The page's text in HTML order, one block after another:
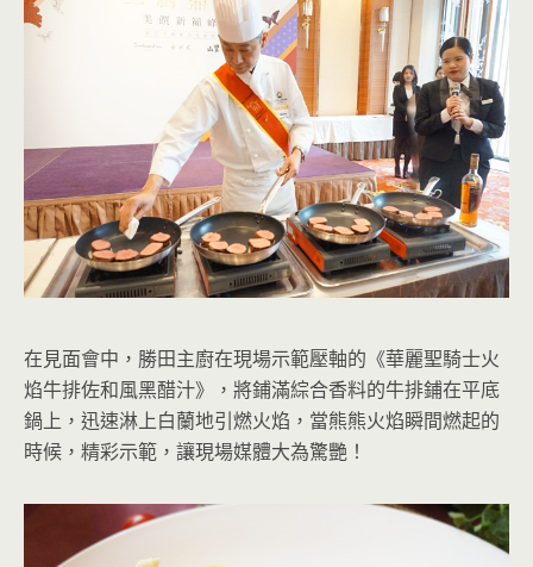
在見面會中，勝田主廚在現場示範壓軸的《華麗聖騎士火
焰牛排佐和風黑醋汁》，將鋪滿綜合香料的牛排鋪在平底
鍋上，迅速淋上白蘭地引燃火焰，當熊熊火焰瞬間燃起的
時候，精彩示範，讓現場媒體大為驚艷！